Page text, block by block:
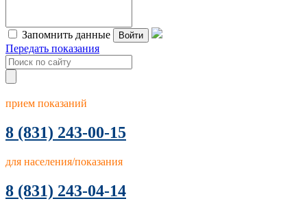
Запомнить данные Войти
Передать показания
прием показаний
8 (831) 243-00-15
для населения/показания
8 (831) 243-04-14